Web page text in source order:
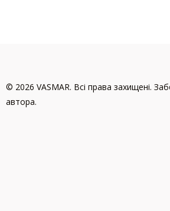
© 2026 VASMAR. Всі права захищені.
автора.